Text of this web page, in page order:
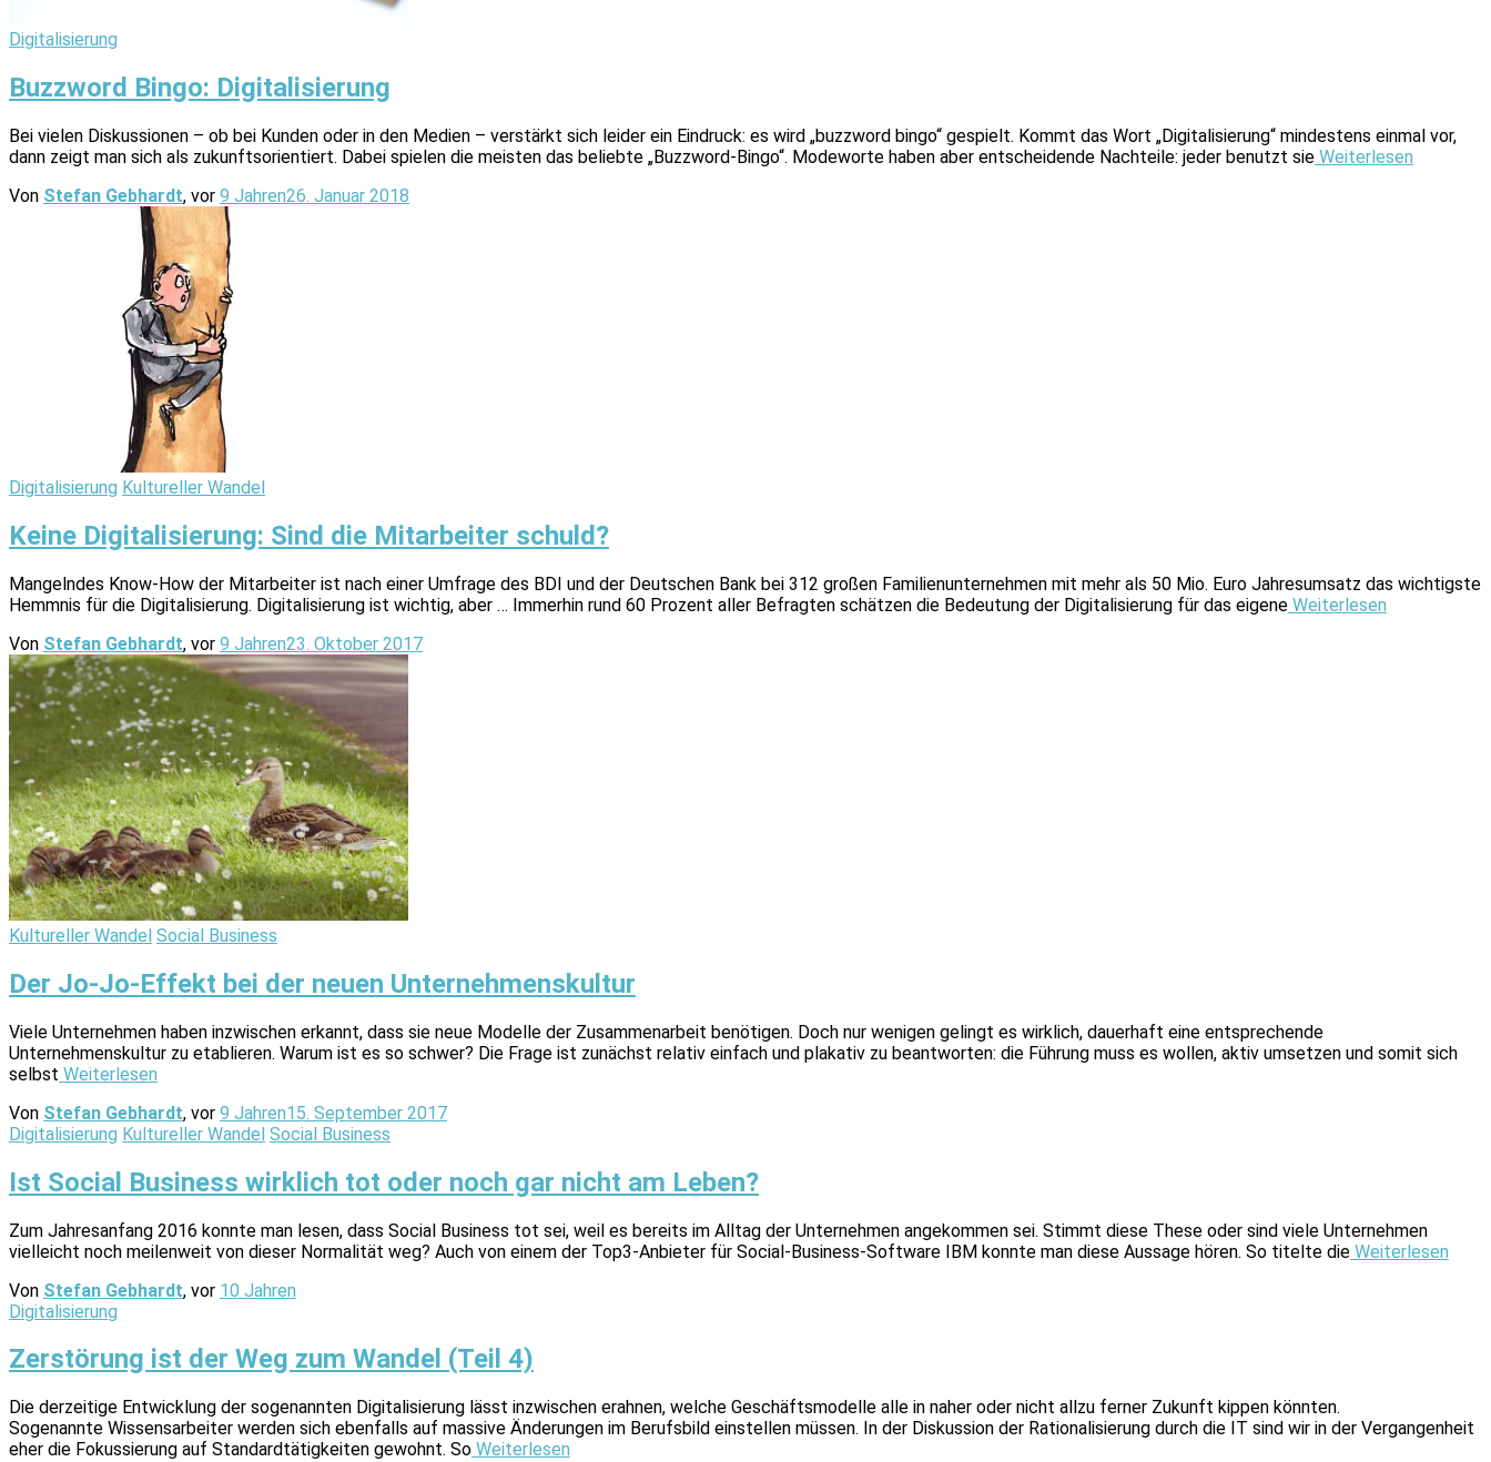
Digitalisierung
Buzzword Bingo: Digitalisierung
Bei vielen Diskussionen – ob bei Kunden oder in den Medien – verstärkt sich leider ein Eindruck: es wird „buzzword bingo“ gespielt. Kommt das Wort „Digitalisierung“ mindestens einmal vor,
dann zeigt man sich als zukunftsorientiert. Dabei spielen die meisten das beliebte „Buzzword-Bingo“. Modeworte haben aber entscheidende Nachteile: jeder benutzt sie Weiterlesen
Von Stefan Gebhardt, vor 9 Jahren26. Januar 2018
Digitalisierung Kultureller Wandel
Keine Digitalisierung: Sind die Mitarbeiter schuld?
Mangelndes Know-How der Mitarbeiter ist nach einer Umfrage des BDI und der Deutschen Bank bei 312 großen Familienunternehmen mit mehr als 50 Mio. Euro Jahresumsatz das wichtigste
Hemmnis für die Digitalisierung. Digitalisierung ist wichtig, aber … Immerhin rund 60 Prozent aller Befragten schätzen die Bedeutung der Digitalisierung für das eigene Weiterlesen
Von Stefan Gebhardt, vor 9 Jahren23. Oktober 2017
Kultureller Wandel Social Business
Der Jo-Jo-Effekt bei der neuen Unternehmenskultur
Viele Unternehmen haben inzwischen erkannt, dass sie neue Modelle der Zusammenarbeit benötigen. Doch nur wenigen gelingt es wirklich, dauerhaft eine entsprechende
Unternehmenskultur zu etablieren. Warum ist es so schwer? Die Frage ist zunächst relativ einfach und plakativ zu beantworten: die Führung muss es wollen, aktiv umsetzen und somit sich
selbst Weiterlesen
Von Stefan Gebhardt, vor 9 Jahren15. September 2017
Digitalisierung Kultureller Wandel Social Business
Ist Social Business wirklich tot oder noch gar nicht am Leben?
Zum Jahresanfang 2016 konnte man lesen, dass Social Business tot sei, weil es bereits im Alltag der Unternehmen angekommen sei. Stimmt diese These oder sind viele Unternehmen
vielleicht noch meilenweit von dieser Normalität weg? Auch von einem der Top3-Anbieter für Social-Business-Software IBM konnte man diese Aussage hören. So titelte die Weiterlesen
Von Stefan Gebhardt, vor 10 Jahren
Digitalisierung
Zerstörung ist der Weg zum Wandel (Teil 4)
Die derzeitige Entwicklung der sogenannten Digitalisierung lässt inzwischen erahnen, welche Geschäftsmodelle alle in naher oder nicht allzu ferner Zukunft kippen könnten.
Sogenannte Wissensarbeiter werden sich ebenfalls auf massive Änderungen im Berufsbild einstellen müssen. In der Diskussion der Rationalisierung durch die IT sind wir in der Vergangenheit
eher die Fokussierung auf Standardtätigkeiten gewohnt. So Weiterlesen